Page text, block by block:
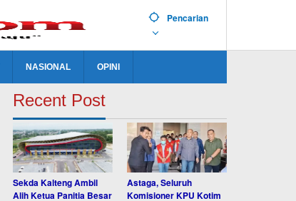
Pencarian
NASIONAL OPINI
Recent Post
Sekda Kalteng Ambil
Alih Ketua Panitia Besar
Astaga, Seluruh
Komisioner KPU Kotim